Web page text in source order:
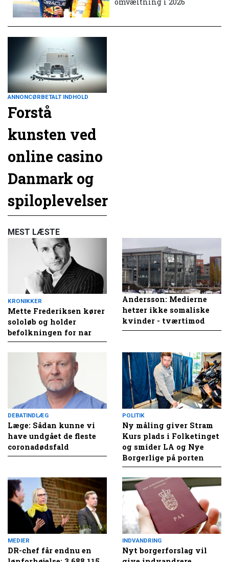
ANNONCØRBETALT INDHOLD
Forstå
kunsten ved
online casino
Danmark og
spiloplevelser
MEST LÆSTE
KRONIKKER
Mette Frederiksen kører
sololøb og holder
befolkningen for nar
Andersson: Medierne
hetzer ikke somaliske
kvinder - tværtimod
DEBATINDLÆG
Læge: Sådan kunne vi
have undgået de fleste
coronadødsfald
POLITIK
Ny måling giver Stram
Kurs plads i Folketinget
og smider LA og Nye
Borgerlige på porten
MEDIER
DR-chef får endnu en
INDVANDRING
Nyt borgerforslag vil